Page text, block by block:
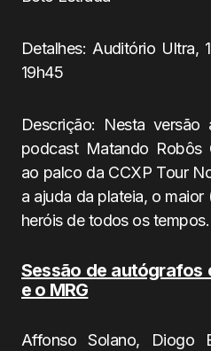
Detalhes: Auditório Ultra,
19h45
Descrição: Nesta
podcast Matando Robôs
ao palco da CCXP Tour
a ajuda da plateia, o
heróis de todos os tempos.
Sessão de autógrafos
e o MRG
Affonso Solano, Diogo